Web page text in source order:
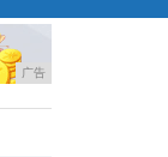
广告